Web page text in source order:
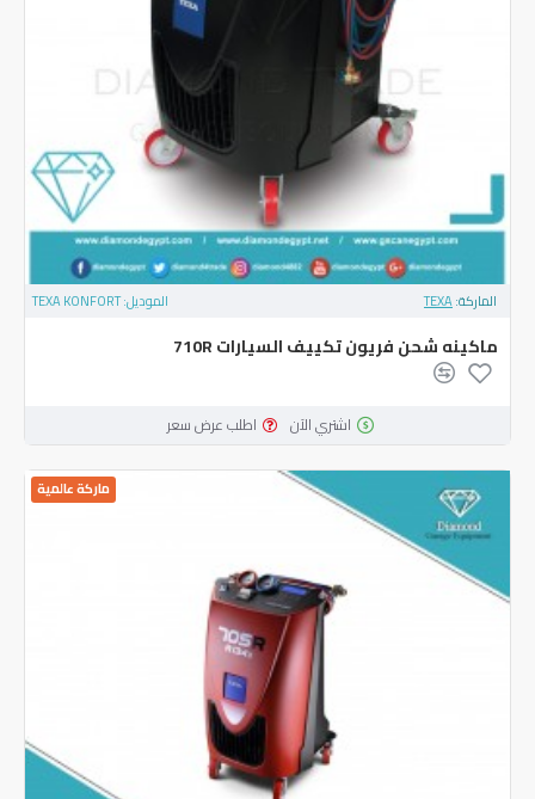
الماركة:TEXA الموديل:TEXA KONFORT
ماكينه شحن فريون تكييف السيارات 710R
اشتري الآن اطلب عرض سعر
ماركة عالمية